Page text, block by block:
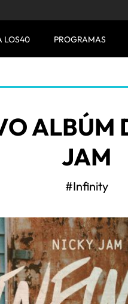
LOS40 PROGRAMAS
ALBÚM
JAM
#Infinity